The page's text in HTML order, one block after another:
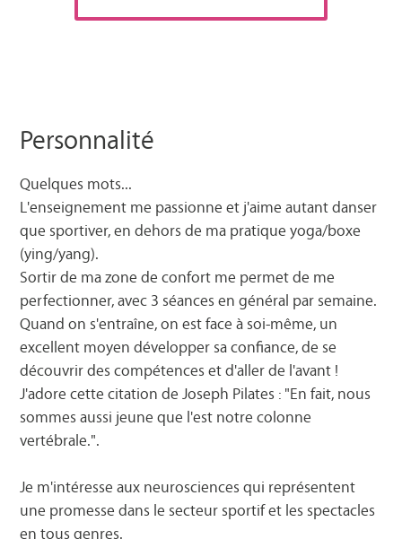
Personnalité
Quelques mots...
L'enseignement me passionne et j'aime autant danser
que sportiver, en dehors de ma pratique yoga/boxe
(ying/yang).
Sortir de ma zone de confort me permet de me
perfectionner, avec 3 séances en général par semaine.
Quand on s'entraîne, on est face à soi-même, un
excellent moyen développer sa confiance, de se
découvrir des compétences et d'aller de l'avant !
J'adore cette citation de Joseph Pilates : "En fait, nous
sommes aussi jeune que l'est notre colonne
vertébrale.".
Je m'intéresse aux neurosciences qui représentent
une promesse dans le secteur sportif et les spectacles
en tous genres.